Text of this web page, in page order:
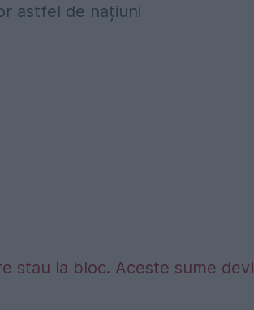
astfel de națiuni
stau la bloc. Aceste sume